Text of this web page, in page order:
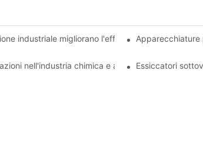
industriale migliorano l'efficienza operativa
Apparecchiature
nell'industria chimica e alimentareEssiccatori